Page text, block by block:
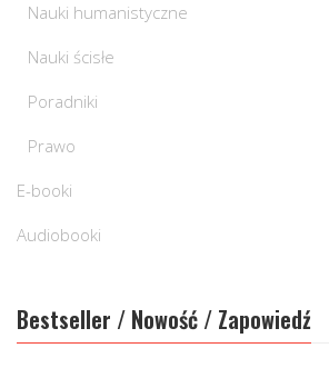
Nauki humanistyczne
Nauki ścisłe
Poradniki
Prawo
E-booki
Audiobooki
Bestseller / Nowość / Zapowiedź